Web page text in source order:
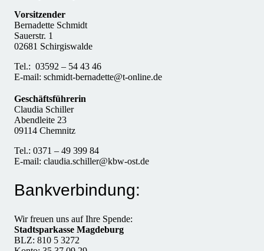
Vorsitzender
Bernadette Schmidt
Sauerstr. 1
02681 Schirgiswalde
Tel.: 03592 – 54 43 46
E-mail: schmidt-bernadette@t-online.de
Geschäftsführerin
Claudia Schiller
Abendleite 23
09114 Chemnitz
Tel.: 0371 – 49 399 84
E-mail: claudia.schiller@kbw-ost.de
Bankverbindung:
Wir freuen uns auf Ihre Spende:
Stadtsparkasse Magdeburg
BLZ: 810 5 3272